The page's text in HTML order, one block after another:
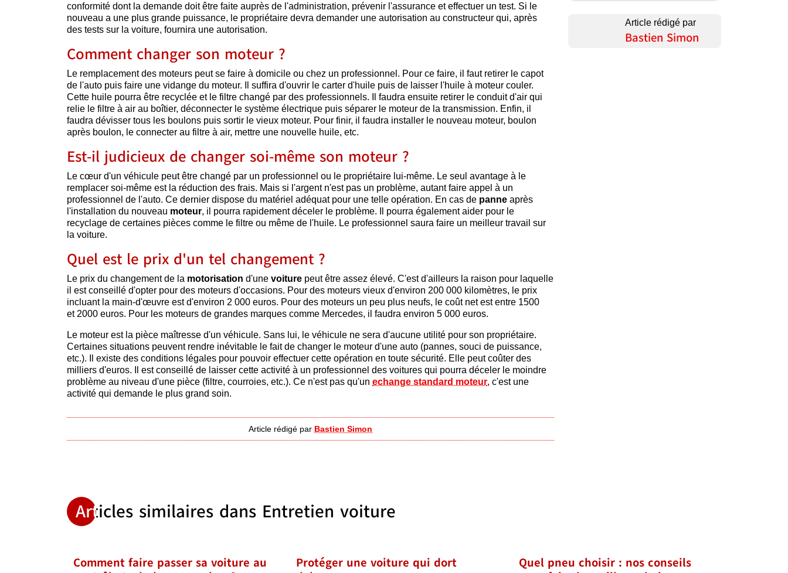
conformité dont la demande doit être faite auprès de l'administration, prévenir l'assurance et effectuer un test. Si le
nouveau a une plus grande puissance, le propriétaire devra demander une autorisation au constructeur qui, après
des tests sur la voiture, fournira une autorisation.
Comment changer son moteur ?
Le remplacement des moteurs peut se faire à domicile ou chez un professionnel. Pour ce faire, il faut retirer le capot
de l'auto puis faire une vidange du moteur. Il suffira d'ouvrir le carter d'huile puis de laisser l'huile à moteur couler.
Cette huile pourra être recyclée et le filtre changé par des professionnels. Il faudra ensuite retirer le conduit d'air qui
relie le filtre à air au boîtier, déconnecter le système électrique puis séparer le moteur de la transmission. Enfin, il
faudra dévisser tous les boulons puis sortir le vieux moteur. Pour finir, il faudra installer le nouveau moteur, boulon
après boulon, le connecter au filtre à air, mettre une nouvelle huile, etc.
Est-il judicieux de changer soi-même son moteur ?
Le cœur d'un véhicule peut être changé par un professionnel ou le propriétaire lui-même. Le seul avantage à le
remplacer soi-même est la réduction des frais. Mais si l'argent n'est pas un problème, autant faire appel à un
professionnel de l'auto. Ce dernier dispose du matériel adéquat pour une telle opération. En cas de panne après
l'installation du nouveau moteur, il pourra rapidement déceler le problème. Il pourra également aider pour le
recyclage de certaines pièces comme le filtre ou même de l'huile. Le professionnel saura faire un meilleur travail sur
la voiture.
Quel est le prix d'un tel changement ?
Le prix du changement de la motorisation d'une voiture peut être assez élevé. C'est d'ailleurs la raison pour laquelle
il est conseillé d'opter pour des moteurs d'occasions. Pour des moteurs vieux d'environ 200 000 kilomètres, le prix
incluant la main-d'œuvre est d'environ 2 000 euros. Pour des moteurs un peu plus neufs, le coût net est entre 1500
et 2000 euros. Pour les moteurs de grandes marques comme Mercedes, il faudra environ 5 000 euros.
Le moteur est la pièce maîtresse d'un véhicule. Sans lui, le véhicule ne sera d'aucune utilité pour son propriétaire.
Certaines situations peuvent rendre inévitable le fait de changer le moteur d'une auto (pannes, souci de puissance,
etc.). Il existe des conditions légales pour pouvoir effectuer cette opération en toute sécurité. Elle peut coûter des
milliers d'euros. Il est conseillé de laisser cette activité à un professionnel des voitures qui pourra déceler le moindre
problème au niveau d'une pièce (filtre, courroies, etc.). Ce n'est pas qu'un echange standard moteur, c'est une
activité qui demande le plus grand soin.
Article rédigé par Bastien Simon
Article rédigé par
Bastien Simon
Articles similaires dans Entretien voiture
Comment faire passer sa voiture au
Protéger une voiture qui dort
Quel pneu choisir : nos conseils